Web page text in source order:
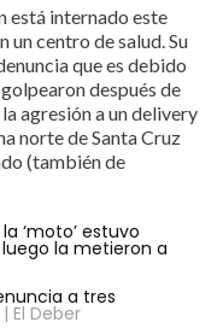
está internado este
un centro de salud. Su
que es debido
después de
agresión a un delivery
norte de Santa Cruz
(también de
‘moto’ estuvo
la metieron a
a tres
| El Deber